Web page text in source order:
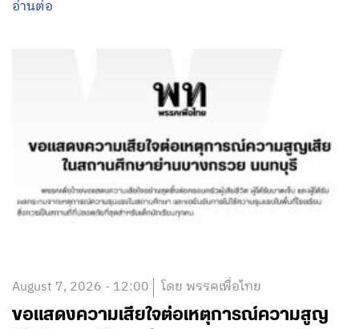
อ่านต่อ
August 7, 2026 - 12:00 โดย พรรคเพื่อไทย
ขอแสดงความเสียใจต่อเหตุการณ์ความสูญ